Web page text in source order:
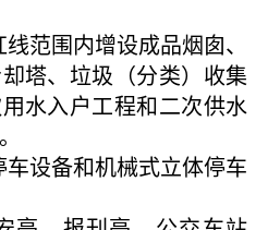
围内增设成品烟囱、
塔、垃圾（分类）收集
水入户工程和二次供水
设备和机械式立体停车